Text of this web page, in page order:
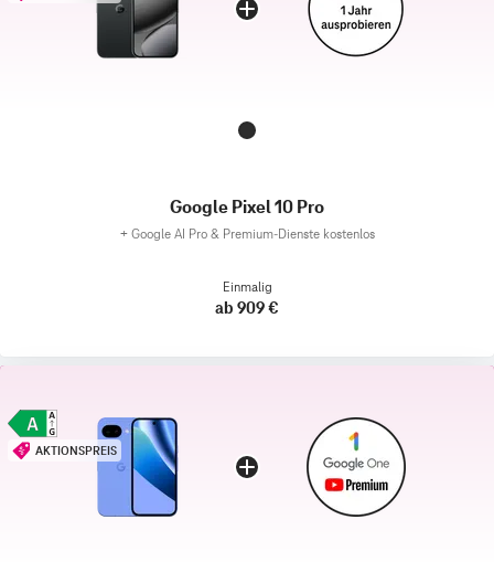
Google Pixel 10 Pro
+ Google AI Pro & Premium-Dienste kostenlos
Einmalig
ab 909 €
AKTIONSPREIS